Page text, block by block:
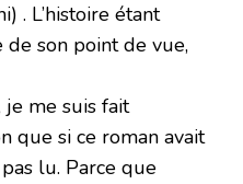
. L’histoire étant
son point de vue,
me suis fait
que si ce roman avait
lu. Parce que